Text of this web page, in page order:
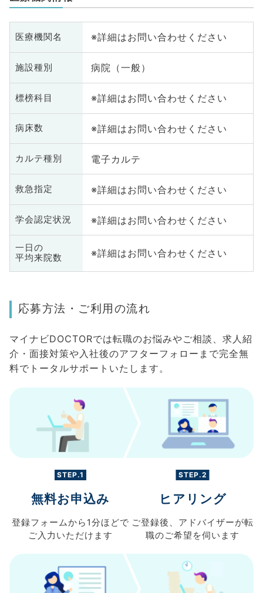
医療機関名 ※詳細はお問い合わせください
施設種別 病院（一般）
標榜科目 ※詳細はお問い合わせください
病床数 ※詳細はお問い合わせください
カルテ種別 電子カルテ
救急指定 ※詳細はお問い合わせください
学会認定状況 ※詳細はお問い合わせください
一日の
平均来院数
※詳細はお問い合わせください
応募方法・ご利用の流れ
マイナビDOCTORでは転職のお悩みやご相談、求人紹
介・面接対策や入社後のアフターフォローまで完全無
料でトータルサポートいたします。
STEP.1
無料お申込み
登録フォームから 1分ほどで
ご入力 いただけます
STEP.2
ヒアリング
ご登録後、 アドバイザーが転
職のご希望を伺います